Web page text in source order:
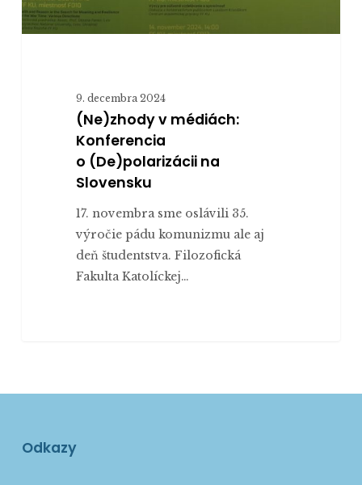
9. decembra 2024
(Ne)zhody v médiách:
Konferencia
o (De)polarizácii na
Slovensku
17. novembra sme oslávili 35.
výročie pádu komunizmu ale aj
deň študentstva. Filozofická
Fakulta Katolíckej…
Odkazy